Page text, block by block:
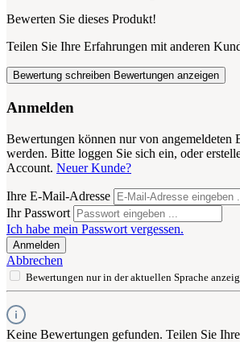
Bewerten Sie dieses Produkt!
Teilen Sie Ihre Erfahrungen mit anderen
Bewertung schreiben Bewertungen anzeigen
Anmelden
Bewertungen können nur von angemeldeten
werden. Bitte loggen Sie sich ein, oder
Account. Neuer Kunde?
Ihre E-Mail-Adresse
Ihr Passwort
Ich habe mein Passwort vergessen.
Anmelden
Abbrechen
Bewertungen nur in der aktuellen Sprache
Keine Bewertungen gefunden. Teilen Sie